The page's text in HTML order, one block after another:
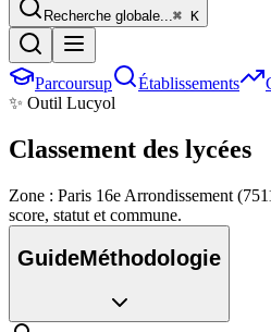
Recherche globale...⌘ K
Parcoursup Établissements
✨ Outil Lucyol
Classement des lycées
Zone : Paris 16e Arrondissement
score, statut et commune.
GuideMéthodologie